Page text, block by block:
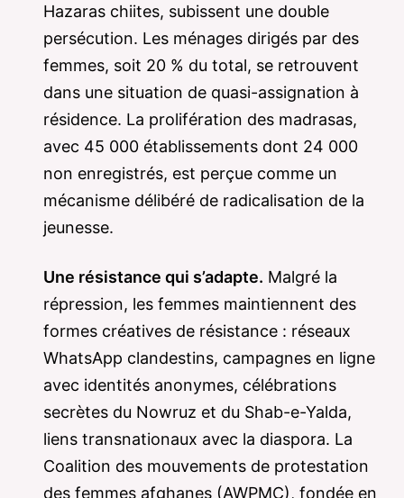
Hazaras chiites, subissent une double
persécution. Les ménages dirigés par des
femmes, soit 20 % du total, se retrouvent
dans une situation de quasi-assignation à
résidence. La prolifération des madrasas,
avec 45 000 établissements dont 24 000
non enregistrés, est perçue comme un
mécanisme délibéré de radicalisation de la
jeunesse.
Une résistance qui s’adapte. Malgré la
répression, les femmes maintiennent des
formes créatives de résistance : réseaux
WhatsApp clandestins, campagnes en ligne
avec identités anonymes, célébrations
secrètes du Nowruz et du Shab-e-Yalda,
liens transnationaux avec la diaspora. La
Coalition des mouvements de protestation
des femmes afghanes (AWPMC), fondée en